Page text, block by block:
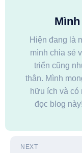
Hiện đang là
mình chia sẻ
triển cũng
thân. Mình
hữu ích và có
đọc blog
NEXT